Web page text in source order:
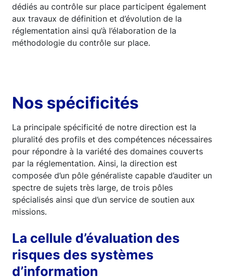
dédiés au contrôle sur place participent également
aux travaux de définition et d’évolution de la
réglementation ainsi qu’à l’élaboration de la
méthodologie du contrôle sur place.
Nos spécificités
La principale spécificité de notre direction est la
pluralité des profils et des compétences nécessaires
pour répondre à la variété des domaines couverts
par la réglementation. Ainsi, la direction est
composée d’un pôle généraliste capable d’auditer un
spectre de sujets très large, de trois pôles
spécialisés ainsi que d’un service de soutien aux
missions.
La cellule d’évaluation des
risques des systèmes
d’information